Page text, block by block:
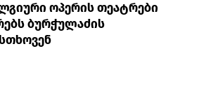
ოპერის თეატრები
ბურჭულაძის